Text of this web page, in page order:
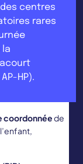
des centres
rares
la
HP).
coordonnéede